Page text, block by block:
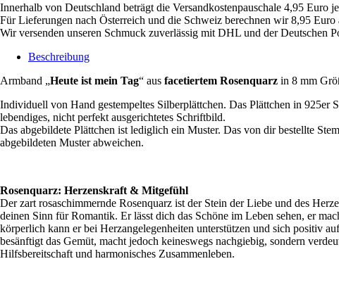
Innerhalb von Deutschland beträgt die Versandkostenpauschale 4,95
Für Lieferungen nach Österreich und die Schweiz berechnen wir 8,95 Euro
Wir versenden unseren Schmuck zuverlässig mit DHL und der Deutschen
Beschreibung
Armband „Heute ist mein Tag“ aus facetiertem Rosenquarz in 8 mm
Individuell von Hand gestempeltes Silberplättchen. Das Plättchen in
lebendiges, nicht perfekt ausgerichtetes Schriftbild.
Das abgebildete Plättchen ist lediglich ein Muster. Das von dir bestellte
abgebildeten Muster abweichen.
Rosenquarz: Herzenskraft & Mitgefühl
Der zart rosaschimmernde Rosenquarz ist der Stein derLiebe und des
deinen Sinn fürRomantik. Er lässt dich das Schöne im Leben sehen, er
körperlich kann er bei Herzangelegenheiten unterstützen und sich positiv
besänftigt das Gemüt, macht jedoch keineswegs nachgiebig, sondern
Hilfsbereitschaft und harmonisches Zusammenleben.